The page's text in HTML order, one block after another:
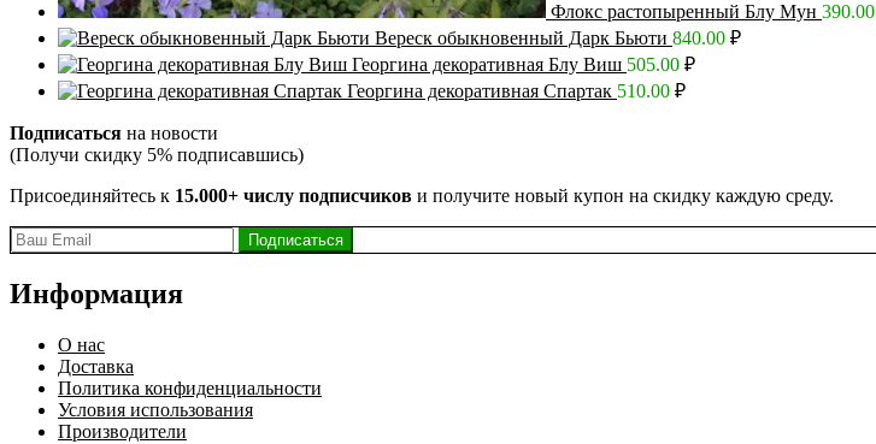
Флокс растопыренный Блу Мун 390.00
Вереск обыкновенный Дарк Бьюти 840.00 ₽
Георгина декоративная Блу Виш 505.00 ₽
Георгина декоративная Спартак 510.00 ₽
Подписаться на новости
(Получи скидку 5% подписавшись)
Присоединяйтесь к 15.000+ числу подписчиков и получите новый купон на скидку каждую среду.
Информация
О нас
Доставка
Политика конфиденциальности
Условия использования
Производители